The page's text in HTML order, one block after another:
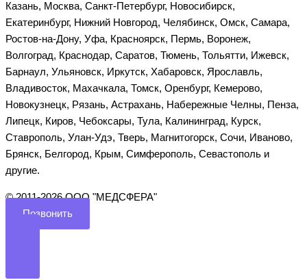
Казань, Москва, Санкт-Петербург, Новосибирск,
Екатеринбург, Нижний Новгород, Челябинск, Омск, Самара,
Ростов-на-Дону, Уфа, Красноярск, Пермь, Воронеж,
Волгоград, Краснодар, Саратов, Тюмень, Тольятти, Ижевск,
Барнаул, Ульяновск, Иркутск, Хабаровск, Ярославль,
Владивосток, Махачкала, Томск, Оренбург, Кемерово,
Новокузнецк, Рязань, Астрахань, Набережные Челны, Пенза,
Липецк, Киров, Чебоксары, Тула, Калининград, Курск,
Ставрополь, Улан-Удэ, Тверь, Магнитогорск, Сочи, Иваново,
Брянск, Белгород, Крым, Симферополь, Севастополь и
другие.
©️ 2011-2026 ООО "МЕДСФЕРА"
Позвонить